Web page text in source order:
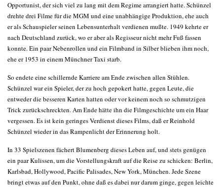
Opportunist, der sich viel zu lang mit dem Regime arrangiert hatte. Schünzel
drehte drei Filme für die MGM und eine unabhängige Produktion, ehe auch
er als Schauspieler seinen Lebensunterhalt verdienen mußte. 1949 kehrte er
nach Deutschland zurück, wo er aber als Regisseur nicht mehr Fuß fassen
konnte. Ein paar Nebenrollen und ein Filmband in Silber blieben ihm noch,
ehe er 1953 in einem Münchner Taxi starb.
So endete eine schillernde Karriere am Ende zwischen allen Stühlen.
Schünzel war ein Spieler, der zu hoch gepokert hatte, gegen Leute, die
entweder die besseren Karten hatten oder vor keinem noch so schmutzigen
Trick zurückschreckten. Am Ende hätte ihn die Filmgeschichte um ein Haar
vergessen. Es ist kein geringes Verdienst dieses Films, daß er Reinhold
Schünzel wieder in das Rampenlicht der Erinnerung holt.
In 33 Spielszenen fächert Blumenberg dieses Leben auf, und stets genügen
ein paar Kulissen, um die Vorstellungskraft auf die Reise zu schicken: Berlin,
Karlsbad, Hollywood, Pacific Palisades, New York, München. Jede Szene
bringt etwas auf den Punkt, ohne daß es dabei nur darum ginge, gegen leichte